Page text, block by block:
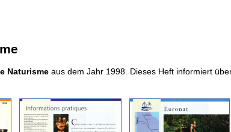
Naturisme aus dem Jahr 1998. Dieses Heft informiert